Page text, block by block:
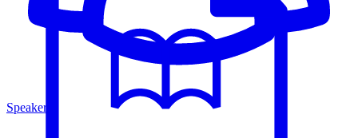
Speakers